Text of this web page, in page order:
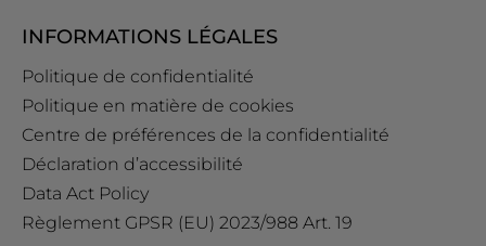
INFORMATIONS LÉGALES
Politique de confidentialité
Politique en matière de cookies
Centre de préférences de la confidentialité
Déclaration d’accessibilité
Data Act Policy
Règlement GPSR (EU) 2023/988 Art. 19